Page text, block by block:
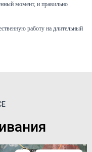
момент, и правильно
работу на длительный